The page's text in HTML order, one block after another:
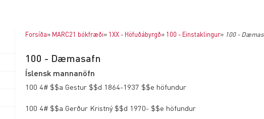
Forsíða» MARC21 bókfræði» 1XX - Höfuðábyrgð» 100 - Einstaklingur» 100 -
100 - Dæmasafn
Íslensk mannanöfn
100 4# $$a Gestur $$d 1864-1937 $$e höfundur
100 4# $$a Gerður Kristný $$d 1970- $$e höfundur